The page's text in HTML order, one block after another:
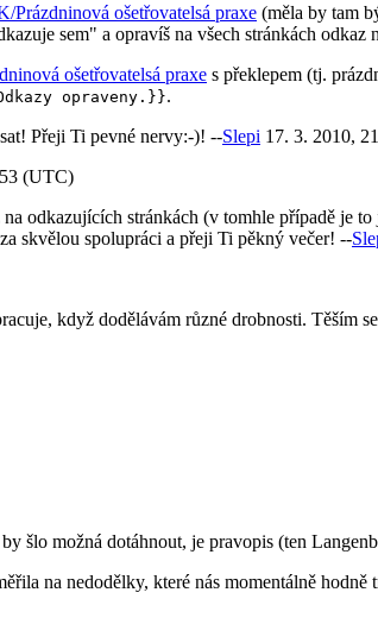
ošetřovatelsá praxe (měla by tam
sem" a opravíš na všech stránkách odkaz
ošetřovatelsá praxe s překlepem (tj.
opraveny.}}.
Přeji Ti pevné nervy:-)! --Slepi 17. 3. 2010,
(UTC)
odkazujících stránkách (v tomhle případě je to
skvělou spolupráci a přeji Ti pěkný večer! --
když dodělávám různé drobnosti. Těším
šlo možná dotáhnout, je pravopis (ten
na nedodělky, které nás momentálně